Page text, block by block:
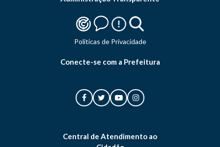
Politicas de Privacidade
Conecte-se com a Prefeitura
Central de Atendimento ao